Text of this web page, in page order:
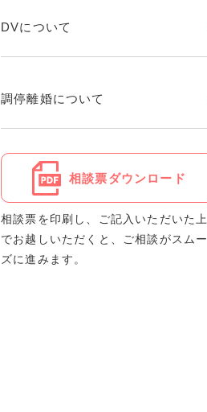
DVについて
調停離婚について
相談票ダウンロード
相談票を印刷し、ご記入いただいた上
でお越しいただくと、ご相談がスムー
ズに進みます。